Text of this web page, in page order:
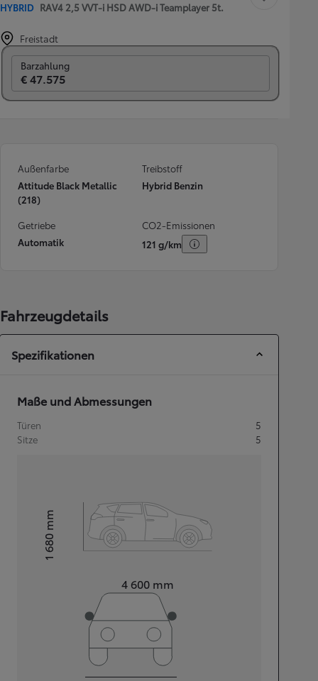
HYBRID RAV4 2,5 VVT-i HSD AWD-i Teamplayer 5t.
Freistadt
Barzahlung
€ 47.575
Außenfarbe
Attitude Black Metallic
(218)
Treibstoff
Hybrid Benzin
Getriebe
Automatik
CO2-Emissionen
121 g/km
Fahrzeugdetails
Spezifikationen
Maße und Abmessungen
Türen
5
Sitze
5
4 600 mm
Height1 680
mm